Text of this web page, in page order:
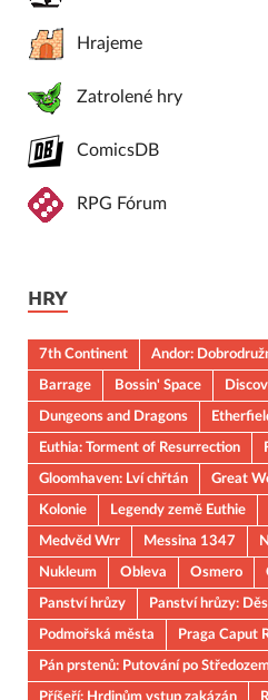
Hrajeme
Zatrolené hry
ComicsDB
RPG Fórum
HRY
7th Continent Andor:
Barrage
Bossin' Space
Dungeons and Dragons
Euthia: Torment of Resurrection
Gloomhaven: Lví chřtán
Great
Kolonie
Legendy země Euthie
Medvěd Wrr
Messina 1347
Nukleum
Obleva Osmero
Panství hrůzy
Panství hrůzy:
Podmořská města
Praga Caput
Pán prstenů: Putování po
Příšeří: Hrdinům vstup zakázán